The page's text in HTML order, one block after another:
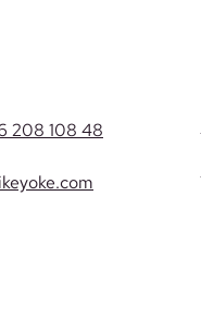
208 108 48